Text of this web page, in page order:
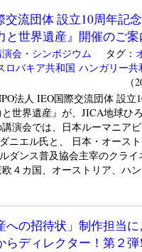
交流団体 設立10周年記
と世界遺産』開催のご案
会・シンポジウム タグ：
ロバキア共和国 ハンガリー共
（
法人 IEO国際交流団体 設立
世界遺産』が、JICA地球ひ
演会では、日本ルーマニア
ニエル氏と、 日本・オース
ダンス普及協会主宰のクライ
４カ国、オーストリア、ハ
への招待状」制作担当
らディレクター！第２